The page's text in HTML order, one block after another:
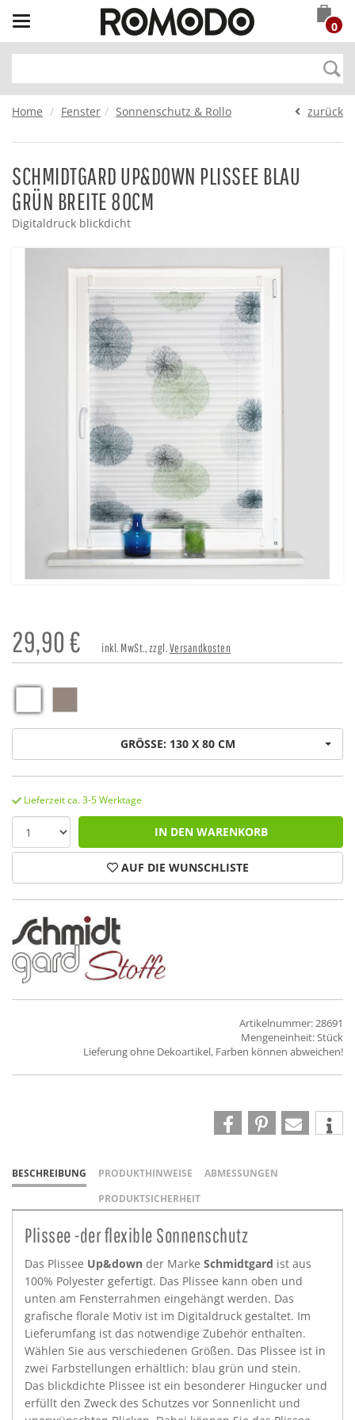
Toggle
navigation
0
Home Fenster Sonnenschutz & Rollo zurück
SCHMIDTGARD UP&DOWN PLISSEE BLAU
GRÜN BREITE 80CM
Digitaldruck blickdicht
29,90€ inkl. MwSt., zzgl.Versandkosten
GRÖSSE: 130 X 80 CM
Lieferzeit ca. 3-5 Werktage
IN DEN WARENKORB
AUF DIE WUNSCHLISTE
Artikelnummer: 28691
Mengeneinheit: Stück
Lieferung ohne Dekoartikel, Farben können abweichen!
BESCHREIBUNG PRODUKTHINWEISE
ABMESSUNGEN
PRODUKTSICHERHEIT
Plissee -der flexible Sonnenschutz
Das Plissee Up&down der Marke Schmidtgard ist aus
100% Polyester gefertigt. Das Plissee kann oben und
unten am Fensterrahmen eingehängt werden. Das
grafische florale Motiv ist im Digitaldruck gestaltet. Im
Lieferumfang ist das notwendige Zubehör enthalten.
Wählen Sie aus verschiedenen Größen. Das Plissee ist in
zwei Farbstellungen erhältlich: blau grün und stein.
Das blickdichte Plissee ist ein besonderer Hingucker und
erfüllt den Zweck des Schutzes vor Sonnenlicht und